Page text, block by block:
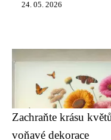
24. 05. 2026
Zachraňte krásu
voňavé dekorace